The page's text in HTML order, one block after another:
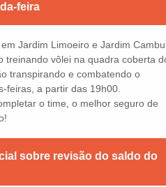
feira
Jardim Limoeiro e Jardim
treinando vôlei na quadra coberta
transpirando e combatendo o
feiras, a partir das 19h00.
o time, o melhor seguro de
sobre revisão do saldo do